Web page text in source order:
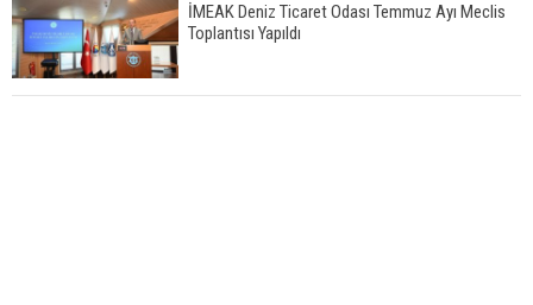
İMEAK Deniz Ticaret Odası Temmuz Ayı Meclis
Toplantısı Yapıldı